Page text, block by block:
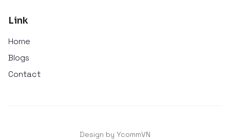
Link
Home
Blogs
Contact
Design by YcommVN